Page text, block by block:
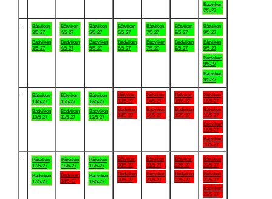
Badviken
2/5-27
Båtviken
3/5-27
Badviken
3/5-27
Båtviken
4/5-27
Badviken
4/5-27
Båtviken
5/5-27
Badviken
5/5-27
Båtviken
6/5-27
Badviken
6/5-27
Båtviken
7/5-27
Badviken
7/5-27
Båtviken
8/5-27
Badviken
8/5-27
Båtviken
9/5-27
Båtviken
9/5-27
Badviken
9/5-27
Badviken
9/5-27
Båtviken
10/5-27
Badviken
10/5-27
Båtviken
11/5-27
Badviken
11/5-27
Båtviken
12/5-27
Badviken
12/5-27
Båtviken
13/5-27
Badviken
13/5-27
Båtviken
14/5-27
Badviken
14/5-27
Båtviken
15/5-27
Badviken
15/5-27
Båtviken
16/5-27
Båtviken
16/5-27
Badviken
16/5-27
Badviken
16/5-27
Båtviken
17/5-27
Badviken
17/5-27
Båtviken
18/5-27
Badviken
18/5-27
Båtviken
19/5-27
Badviken
19/5-27
Båtviken
20/5-27
Badviken
20/5-27
Båtviken
21/5-27
Badviken
21/5-27
Båtviken
22/5-27
Badviken
22/5-27
Båtviken
23/5-27
Båtviken
23/5-27
Badviken
23/5-27